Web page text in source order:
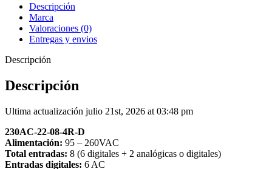
Descripción
Marca
Valoraciones (0)
Entregas y envios
Descripción
Descripción
Ultima actualización julio 21st, 2026 at 03:48 pm
230AC-22-08-4R-D
Alimentación: 95 – 260VAC
Total entradas: 8 (6 digitales + 2 analógicas o digitales)
Entradas digitales: 6 AC